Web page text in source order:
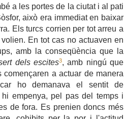
a les portes de la ciutat i al pati
això era immediat en baixar
Els turcs corrien per tot arreu a
En tot cas no actuaven en
amb la conseqüència que la
dels escites3, amb ningú que
a actuar de manera
ho demanava el sentit de
empenya, pel pas del temps i
de fora. Es prenien doncs més